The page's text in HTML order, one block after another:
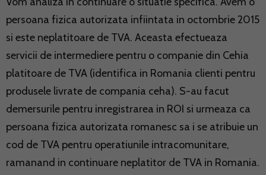
persoana fizica autorizata infiintata in octombrie 2015
si este neplatitoare de TVA. Aceasta efectueaza
servicii de intermediere pentru o companie din Cehia
platitoare de TVA (identifica in Romania clienti pentru
produsele livrate de compania ceha). S-au facut
demersurile pentru inregistrarea in ROI si urmeaza ca
persoana fizica autorizata romanesc sa i se atribuie un
cod de TVA pentru operatiunile intracomunitare,
ramanand in continuare neplatitor de TVA in Romania.